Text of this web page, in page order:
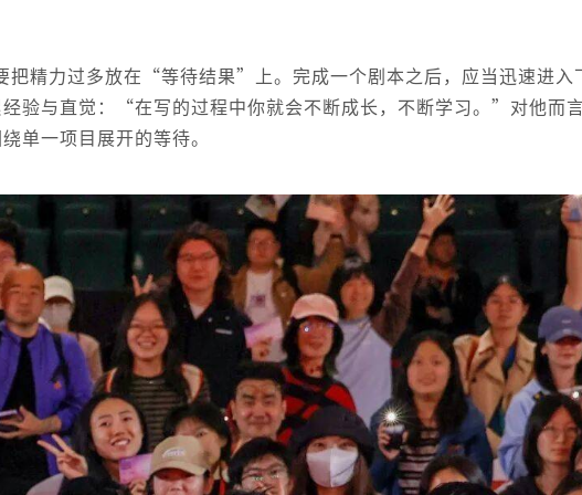
把精力过多放在“等待结果”上。完成一个剧本之后，应当迅速进入
验与直觉：“在写的过程中你就会不断成长，不断学习。”对他而
单一项目展开的等待。